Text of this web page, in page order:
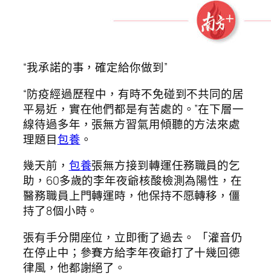
“我承諾的事，確定給你做到”
“防疫經過歷程中，有時不免碰到不共同的居
平易近，實在他們都是有苦處的。”在下層一
線待過多年，張無方習氣用傾聽的方法來處
理題目包養 。
幾天前， 包養張無方接到轉運任務職員的乞
助，60多歲的李年夜爺核酸檢測為陽性，在
醫務職員上門轉運時，他保持不愿轉移，僵
持了8個小時。
張有手分開座位，立即衝了過去。 「灌音仍
在停止中；參賽方給李年夜爺打了十幾回德
律風，他都謝絕了。